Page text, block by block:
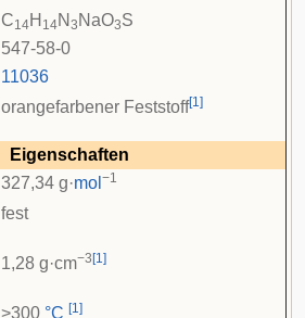
C14H 14N 3 NaO3S
547-58-0
11036
orangefarbener Feststoff[1]
Eigenschaften
327,34 g·mol −1
fest
1,28 g·cm−3 [1]
>300 °C [1]